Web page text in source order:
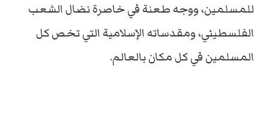
للمسلمين، ووجه طعنة في خاصرة نضال الشعب
الفلسطيني، ومقدساته الإسلامية التي تخص كل
المسلمين في كل مكان بالعالم.